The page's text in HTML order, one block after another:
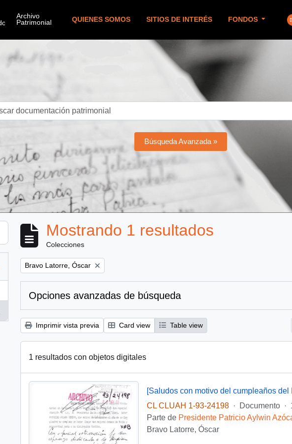
QUIENES SOMOS SITIOS DE INTERÉS FONDOS
Búsqueda Avanzada »
Mostrando 1 resultados
Colecciones
Remove filter:
Bravo Latorre, Óscar
Opciones avanzadas de búsqueda
Imprimir vista previa Card view Table view
1 resultados con objetos digitales
[Saludos con motivo del cumpleaños del
CL CLUAH 1-93-24198
· Documento ·
Parte de Presidente Patricio Aylwin
Bravo Latorre, Óscar